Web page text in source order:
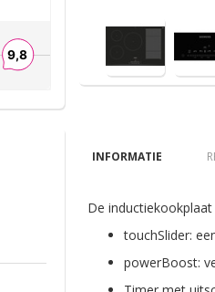
INFORMATIE
De
touchSlider:
powerBoost: